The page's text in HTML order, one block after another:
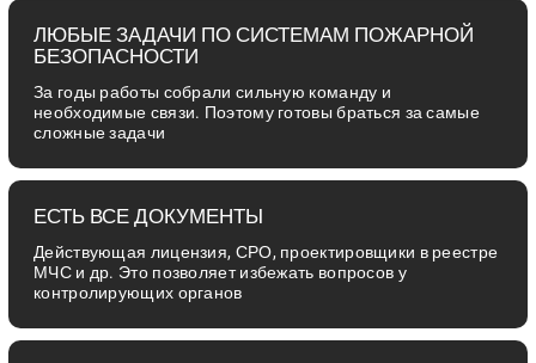
ЛЮБЫЕ ЗАДАЧИ ПО СИСТЕМАМ ПОЖАРНОЙ
БЕЗОПАСНОСТИ
За годы работы собрали сильную команду и
необходимые связи. Поэтому готовы браться за самые
сложные задачи
ЕСТЬ ВСЕ ДОКУМЕНТЫ
Действующая лицензия, СРО, проектировщики в реестре
МЧС и др. Это позволяет избежать вопросов у
контролирующих органов